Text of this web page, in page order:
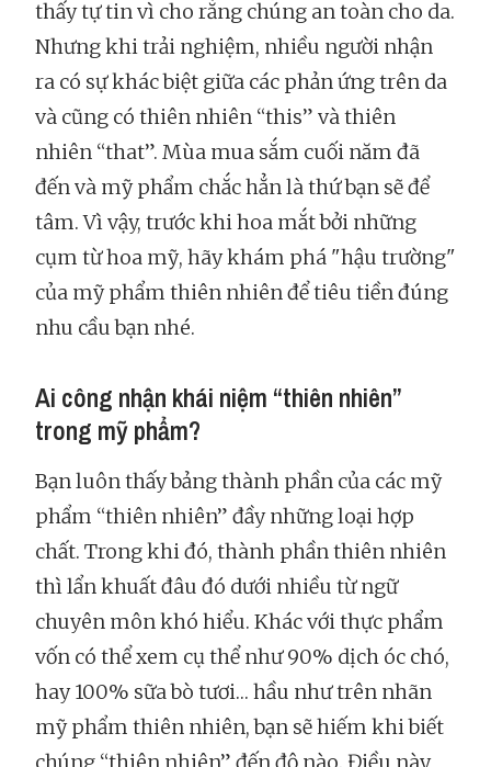
thấy tự tin vì cho rằng chúng an toàn cho da.
Nhưng khi trải nghiệm, nhiều người nhận
ra có sự khác biệt giữa các phản ứng trên da
và cũng có thiên nhiên “this” và thiên
nhiên “that”. Mùa mua sắm cuối năm đã
đến và mỹ phẩm chắc hẳn là thứ bạn sẽ để
tâm. Vì vậy, trước khi hoa mắt bởi những
cụm từ hoa mỹ, hãy khám phá "hậu trường"
của mỹ phẩm thiên nhiên để tiêu tiền đúng
nhu cầu bạn nhé.
Ai công nhận khái niệm “thiên nhiên”
trong mỹ phẩm?
Bạn luôn thấy bảng thành phần của các mỹ
phẩm “thiên nhiên” đầy những loại hợp
chất. Trong khi đó, thành phần thiên nhiên
thì lẩn khuất đâu đó dưới nhiều từ ngữ
chuyên môn khó hiểu. Khác với thực phẩm
vốn có thể xem cụ thể như 90% dịch óc chó,
hay 100% sữa bò tươi… hầu như trên nhãn
mỹ phẩm thiên nhiên, bạn sẽ hiếm khi biết